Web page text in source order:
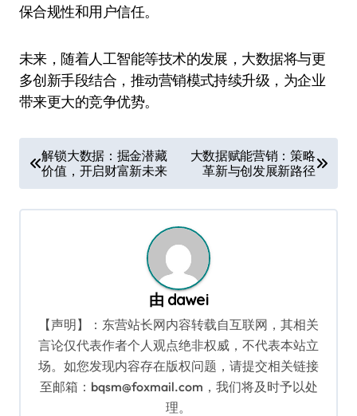
保合规性和用户信任。
未来，随着人工智能等技术的发展，大数据将与更
多创新手段结合，推动营销模式持续升级，为企业
带来更大的竞争优势。
章
导
解锁大数据：掘金潜藏
价值，开启财富新未来
大数据赋能营销：策略
革新与创发展新路径
由 dawei
【声明】：东营站长网内容转载自互联网，其相关
言论仅代表作者个人观点绝非权威，不代表本站立
场。如您发现内容存在版权问题，请提交相关链接
至邮箱：bqsm@foxmail.com，我们将及时予以处
理。